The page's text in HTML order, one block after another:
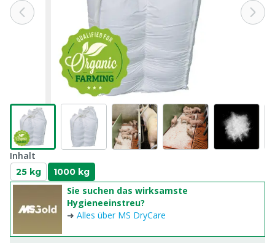
Inhalt
25 kg 1000 kg
Sie suchen das wirksamste
Hygieneeinstreu?
➜ Alles über MS DryCare